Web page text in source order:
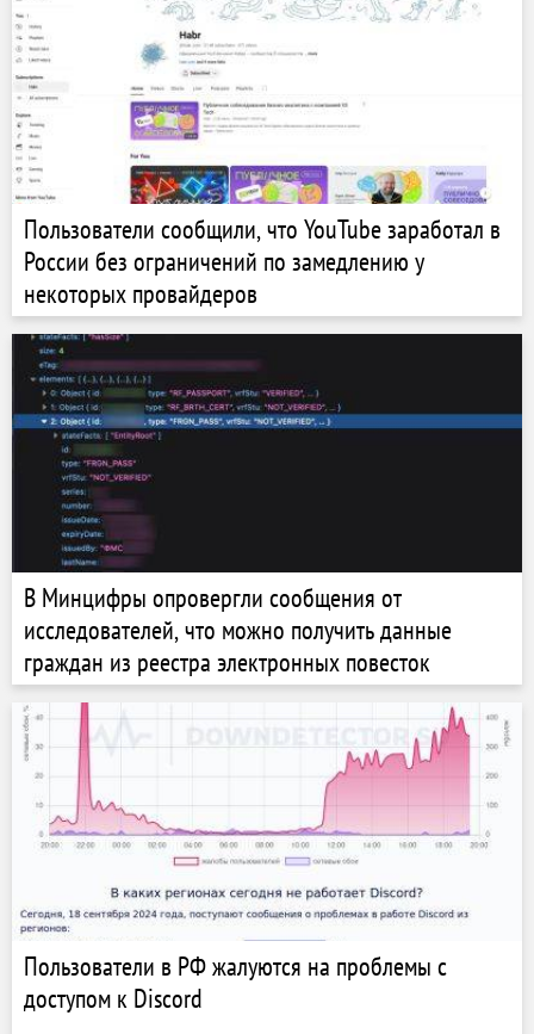
Пользователи сообщили, что YouTube заработал в
России без ограничений по замедлению у
некоторых провайдеров
В Минцифры опровергли сообщения от
исследователей, что можно получить данные
граждан из реестра электронных повесток
Пользователи в РФ жалуются на проблемы с
доступом к Discord